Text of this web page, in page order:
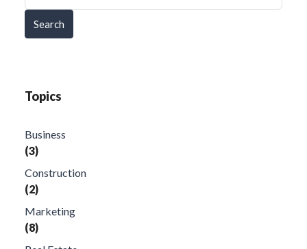
Search
Topics
Business
(3)
Construction
(2)
Marketing
(8)